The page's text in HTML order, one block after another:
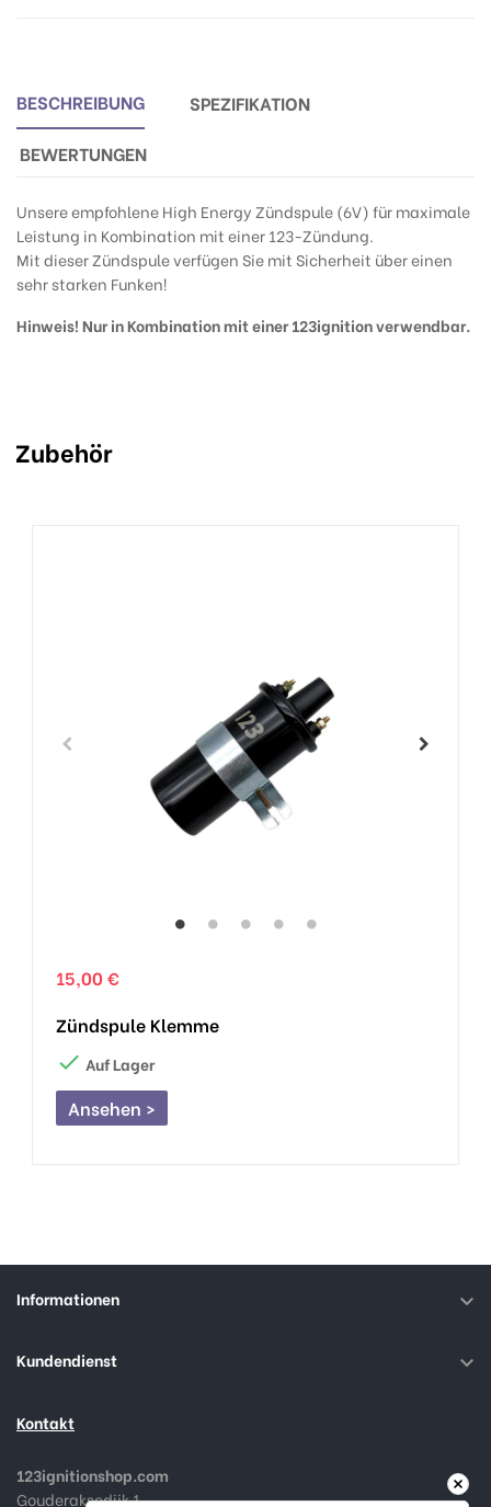
BESCHREIBUNG
SPEZIFIKATION
BEWERTUNGEN
Unsere empfohlene High Energy Zündspule (6V) für maximale
Leistung in Kombination mit einer 123-Zündung.
Mit dieser Zündspule verfügen Sie mit Sicherheit über einen
sehr starken Funken!
Hinweis! Nur in Kombination mit einer 123ignition verwendbar.
Zubehör
15,00 €
Zündspule Klemme
 Auf Lager
Ansehen >
Informationen 
Kundendienst 
Kontakt
123ignitionshop.com
Gouderaksedijk 1